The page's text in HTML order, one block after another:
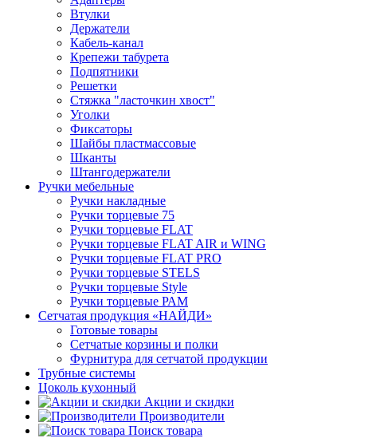
Втулки
Держатели
Кабель-канал
Крепежи табурета
Подпятники
Решетки
Стяжка "ласточкин хвост"
Уголки
Фиксаторы
Шайбы пластмассовые
Шканты
Штангодержатели
Ручки мебельные
Ручки накладные
Ручки торцевые 75
Ручки торцевые FLAT
Ручки торцевые FLAT AIR и WING
Ручки торцевые FLAT PRO
Ручки торцевые STELS
Ручки торцевые Style
Ручки торцевые РАМ
Сетчатая продукция «НАЙДИ»
Готовые товары
Сетчатые корзины и полки
Фурнитура для сетчатой продукции
Трубные системы
Цоколь кухонный
Акции и скидки
Производители
Поиск товара